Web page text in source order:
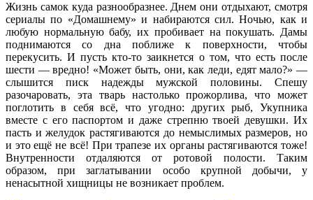
Жизнь самок куда разнообразнее. Днем они отдыхают, смотря
сериалы по «Домашнему» и набираются сил. Ночью, как и
любую нормальную бабу, их пробивает на покушать. Дамы
поднимаются со дна поближе к поверхности, чтобы
перекусить. И пусть кто-то заикнется о том, что есть после
шести — вредно! «Может быть, они, как леди, едят мало?» —
слышится писк надежды мужской половины. Спешу
разочаровать, эта тварь настолько прожорлива, что может
поглотить в себя всё, что угодно: других рыб, Укупника
вместе с его паспортом и даже стрепню твоей девушки. Их
пасть и желудок растягиваются до немыслимых размеров, но
и это ещё не всё! При трапезе их органы растягиваются тоже!
Внутренности отдаляются от ротовой полости. Таким
образом, при заглатывании особо крупной добычи, у
ненасытной хищницы не возникает проблем.